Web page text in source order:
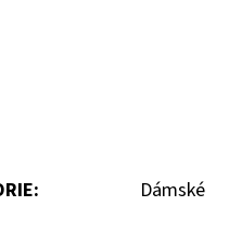
: Dámské